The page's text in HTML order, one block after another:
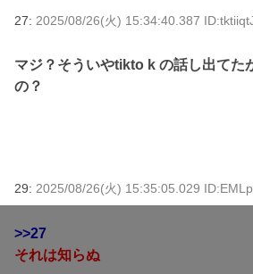
27: 2025/08/26(火) 15:34:40.387
マジ？そういやtikto k の話し出てた
の？
29: 2025/08/26(火) 15:35:05.029
>>27
それは知らぬ